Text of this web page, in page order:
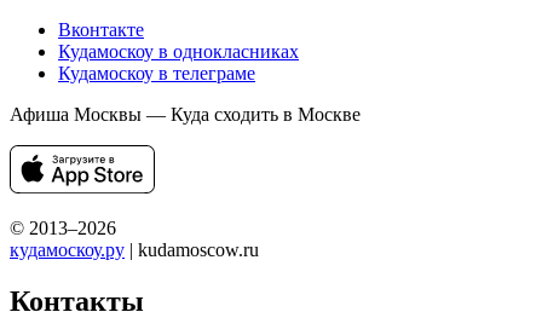
Вконтакте
Кудамоскоу в однокласниках
Кудамоскоу в телеграме
Афиша Москвы — Куда сходить в Москве
© 2013–2026
кудамоскоу.ру | kudamoscow.ru
Контакты